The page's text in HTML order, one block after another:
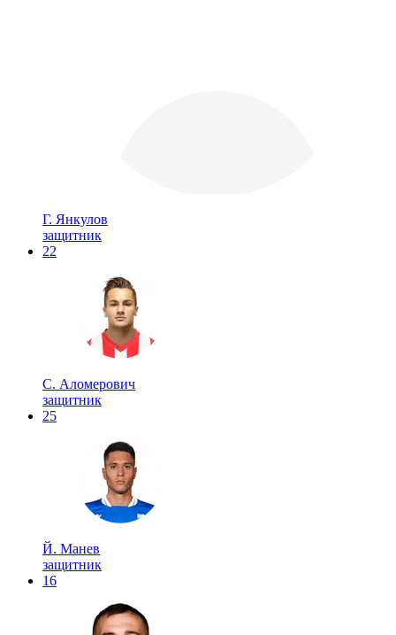
Г. Янкулов
защитник
22
С. Аломерович
защитник
25
Й. Манев
защитник
16